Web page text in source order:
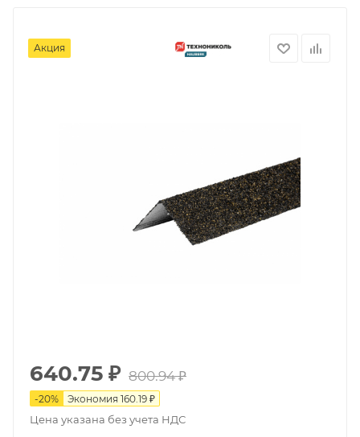
Акция
640.75 ₽ 800.94₽
-20% Экономия 160.19 ₽
Цена указана без учета НДС